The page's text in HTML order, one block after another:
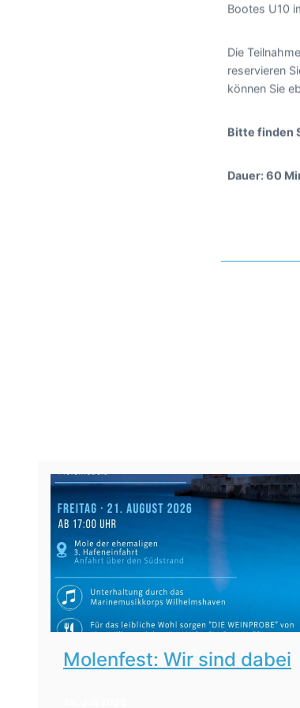
Bootes U10
Die
reservieren
können Sie
Bitte finden
Dauer: 60
Molenfest: Wir sind dabei